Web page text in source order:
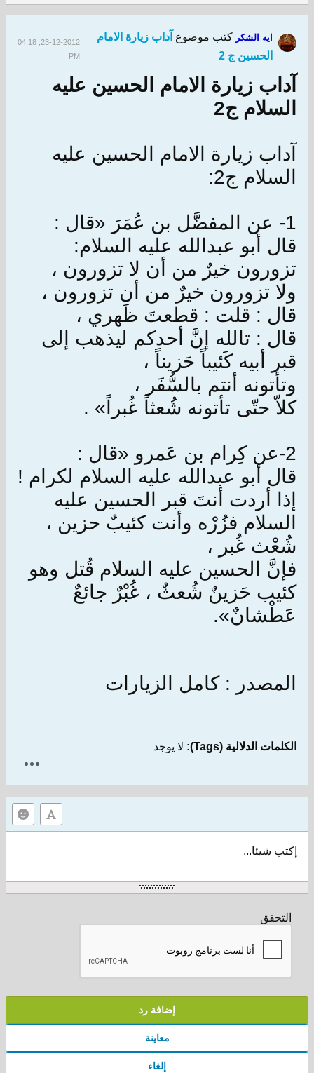
ايه الشكر كتب موضوع آداب زيارة الامام
الحسين ج 2
23-12-2012, 04:18
PM
آداب زيارة الامام الحسين عليه
السلام ج2
آداب زيارة الامام الحسين عليه
السلام ج2:
1- عن المفضَّل بن عُمَرَ «قال :
قال أبو عبدالله عليه السلام:
تزورون خيرٌ من أن لا تزورون ،
ولا تزورون خيرٌ من أن تزورون ،
قال : قلت : قطعتَ ظَهري ،
قال : تالله إنَّ أحدكم ليذهب إلى
قبر أبيه كَئيباً حَزيناً ،
وتأتونه أنتم بالسُّفَر ،
كلاّ حتّى تأتونه شُعثاً غُبراً» .
2-عن كِرام بن عَمرو «قال :
قال أبو عبدالله عليه السلام لكرام !
إذا أردت أنتَ قبر الحسين عليه
السلام فزُرْه وأنت كئيبٌ حزين ،
شُعْث غُبر ،
فإنَّ الحسين عليه السلام قُتل وهو
كئيب حَزينٌ شُعثٌ ، غُبْرٌ جائعٌ
عَطْشانٌ».
المصدر : كامل الزيارات
الكلمات الدلالية (Tags): لا يوجد
إكتب شيئا...
التحقق
إضافة رد
معاينة
إلغاء